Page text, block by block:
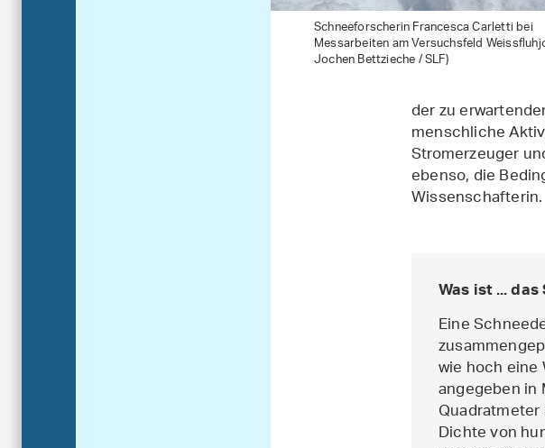
Schneeforscherin Francesca Carletti bei
Messarbeiten am Versuchsfeld
Jochen Bettzieche / SLF)
der zu
menschliche
Stromerzeuger
ebenso, die
Wissenschafterin.
Was ist ...
Eine
wie hoch
angegeben
Dichte von